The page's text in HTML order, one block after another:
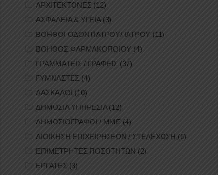
ΑΡΧΙΤΕΚΤΟΝΕΣ (12)
ΑΣΦΑΛΕΙΑ & ΥΓΕΙΑ (3)
ΒΟΗΘΟΙ ΟΔΟΝΤΙΑΤΡΟΥ/ ΙΑΤΡΟΥ (11)
ΒΟΗΘΟΣ ΦΑΡΜΑΚΟΠΟΙΟΥ (4)
ΓΡΑΜΜΑΤΕΙΣ / ΓΡΑΦΕΙΣ (37)
ΓΥΜΝΑΣΤΕΣ (4)
ΔΑΣΚΑΛΟΙ (10)
ΔΗΜΟΣΙΑ ΥΠΗΡΕΣΙΑ(12)
ΔΗΜΟΣΙΟΓΡΑΦΟΙ / ΜΜΕ (4)
ΔΙΟΙΚΗΣΗ ΕΠΙΧΕΙΡΗΣΕΩΝ / ΣΤΕΛΕΧΩΣΗ (6)
ΕΠΙΜΕΤΡΗΤΕΣ ΠΟΣΟΤΗΤΩΝ (2)
ΕΡΓΑΤΕΣ (3)